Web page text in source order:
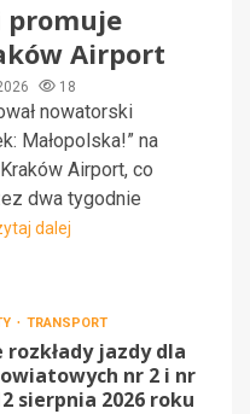
promuje
Airport
18
nowatorski
Małopolska!” na
Airport, co
dwa tygodnie
dalej
TRANSPORT
rozkłady jazdy dla
nr 2 i nr
sierpnia 2026 roku